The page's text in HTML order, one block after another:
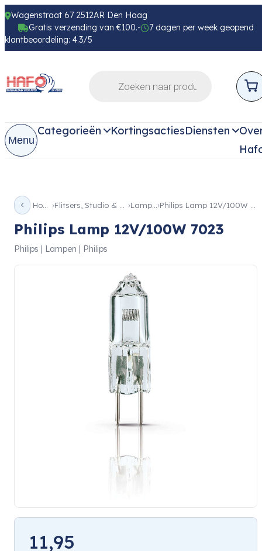
Wagenstraat 67 2512AR Den Haag
Gratis verzending van €100.-
7 dagen per week geopend
klantbeoordeling: 4.3/5
Menu
Categorieën KortingsactiesDiensten
Home Flitsers, Studio & Licht Lampen Philips Lamp 12V/100W 7023
Philips Lamp 12V/100W 7023
Philips | Lampen | Philips
11,95